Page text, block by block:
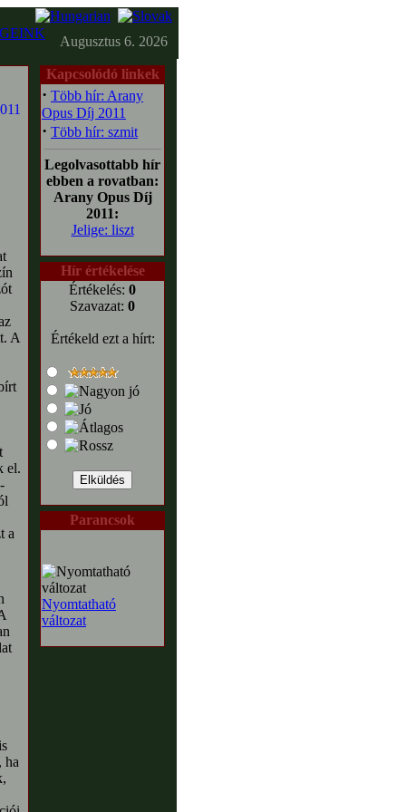
Augusztus 6. 2026
A
el.
a
ha
Kapcsolódó linkek
· Több hír: Arany
Opus Díj 2011
· Több hír: szmit
Legolvasottabb hír
ebben a rovatban:
Arany Opus Díj
2011:
Jelige: liszt
Hír értékelése
Értékelés: 0
Szavazat: 0
Értékeld ezt a hírt:
Parancsok
Nyomtatható
változat